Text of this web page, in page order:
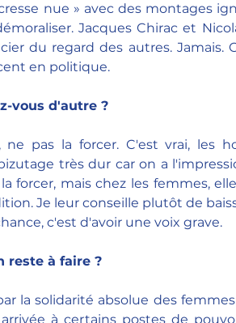
nue » avec des montages
Jacques Chirac et
du regard des autres. Jamais.
en politique.
vous d'autre ?
ne pas la forcer. C'est vrai, les
très dur car on a
forcer, mais chez les femmes,
Je leur conseille plutôt de
c'est d'avoir une voix grave.
reste à faire ?
la solidarité absolue des
à certains postes de